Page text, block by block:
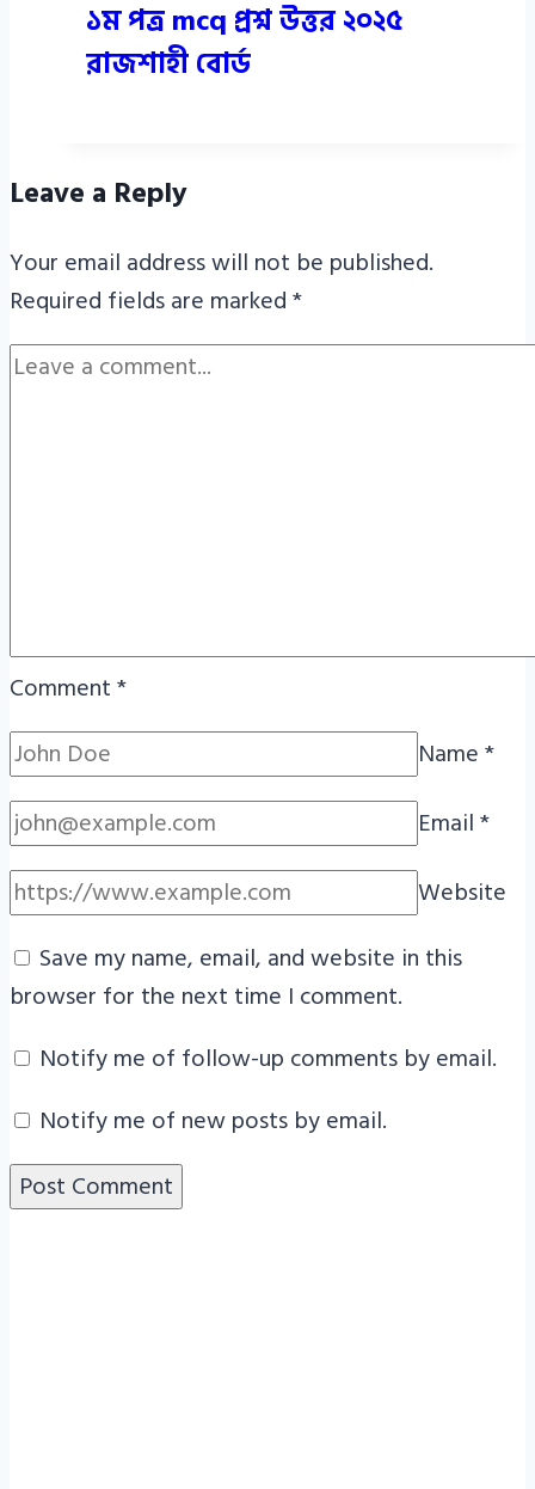
১ম পত্র mcq প্রশ্ন উত্তর ২০২৫
রাজশাহী বোর্ড
Leave a Reply
Your email address will not be published.
Required fields are marked*
Comment*
Name*
Email*
Website
Save my name, email, and website in this
browser for the next time I comment.
Notify me of follow-up comments by email.
Notify me of new posts by email.